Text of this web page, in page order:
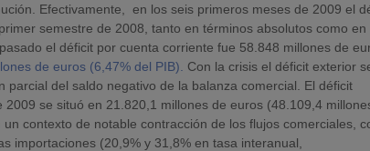
Efectivamente, en los seis primeros meses de 2009 el
semestre de 2008, tanto en términos absolutos como en
el déficit por cuenta corriente fue 58.848 millones de
de euros (6,47% del PIB).
Con la crisis el déficit exterior
del saldo negativo de la balanza comercial. El déficit
se situó en 21.820,1 millones de euros (48.109,4
contexto de notable contracción de los flujos comerciales,
importaciones (20,9% y 31,8% en tasa interanual,